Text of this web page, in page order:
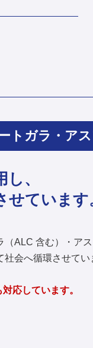
トガラ・ア
、
ています
ALC 含む）・ア
会へ循環させてい
応しています。